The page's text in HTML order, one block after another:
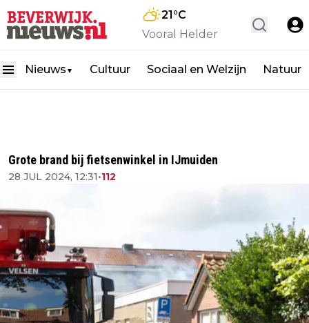
21°C
Vooral Helder
Nieuws ▼ Cultuur Sociaal en Welzijn Natuur
Grote brand bij fietsenwinkel in IJmuiden
28 JUL 2024, 12:31•112